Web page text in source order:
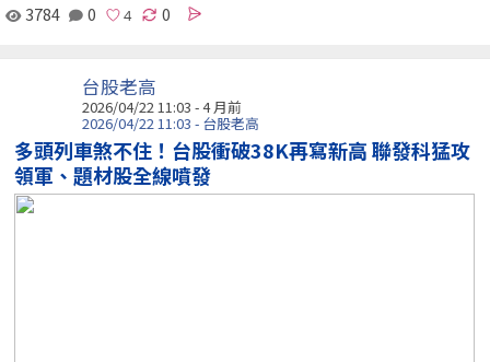
3784 0 0
台股老高
2026/04/22 11:03 - 4 月前
2026/04/22 11:03 - 台股老高
多頭列車煞不住！台股衝破38K再寫新高 聯發科猛攻
領軍、題材股全線噴發